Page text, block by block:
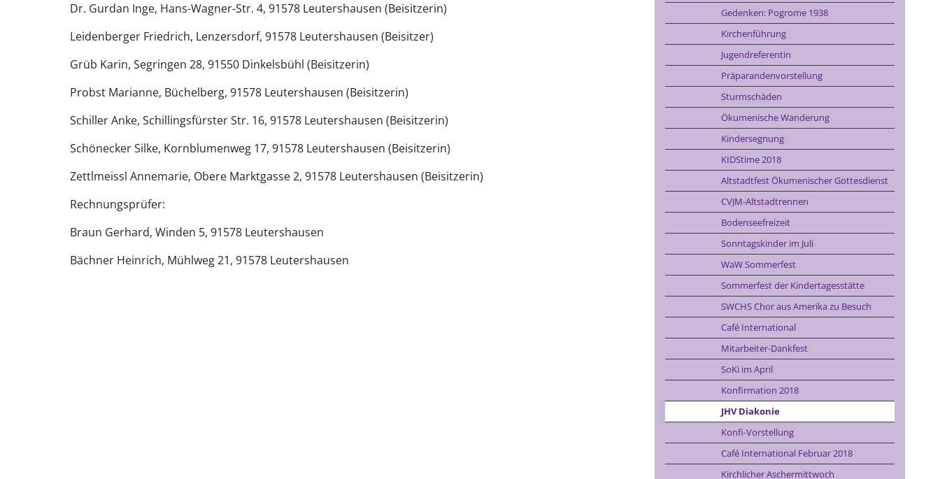
Dr. Gurdan Inge, Hans-Wagner-Str. 4, 91578 Leutershausen (Beisitzerin)
Leidenberger Friedrich, Lenzersdorf, 91578 Leutershausen (Beisitzer)
Grüb Karin, Segringen 28, 91550 Dinkelsbühl (Beisitzerin)
Probst Marianne, Büchelberg, 91578 Leutershausen (Beisitzerin)
Schiller Anke, Schillingsfürster Str. 16, 91578 Leutershausen (Beisitzerin)
Schönecker Silke, Kornblumenweg 17, 91578 Leutershausen (Beisitzerin)
Zettlmeissl Annemarie, Obere Marktgasse 2, 91578 Leutershausen (Beisitzerin)
Rechnungsprüfer:
Braun Gerhard, Winden 5, 91578 Leutershausen
Bächner Heinrich, Mühlweg 21, 91578 Leutershausen
Gedenken: Pogrome 1938
Kirchenführung
Jugendreferentin
Präparandenvorstellung
Sturmschäden
Ökumenische Wanderung
Kindersegnung
KIDStime 2018
Altstadtfest Ökumenischer Gottesdienst
CVJM-Altstadtrennen
Bodenseefreizeit
Sonntagskinder im Juli
WaW Sommerfest
Sommerfest der Kindertagesstätte
SWCHS Chor aus Amerika zu Besuch
Café International
Mitarbeiter-Dankfest
SoKi im April
Konfirmation 2018
JHV Diakonie
Konfi-Vorstellung
Café International Februar 2018
Kirchlicher Aschermittwoch